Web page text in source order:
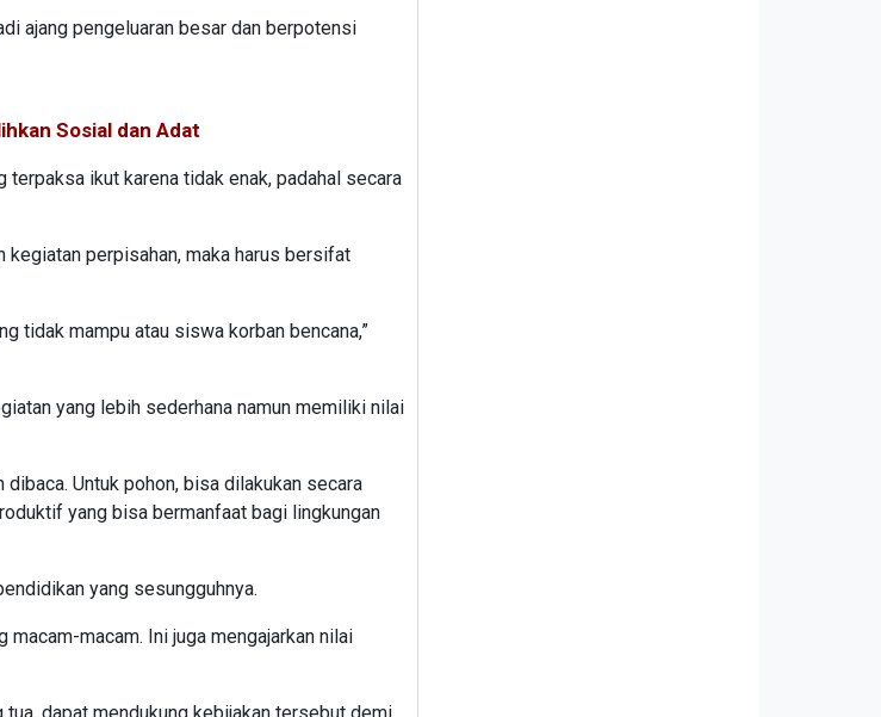
ajang pengeluaran besar dan berpotensi
Sosial dan Adat
terpaksa ikut karena tidak enak, padahal secara
kegiatan perpisahan, maka harus bersifat
tidak mampu atau siswa korban bencana,”
yang lebih sederhana namun memiliki nilai
Untuk pohon, bisa dilakukan secara
yang bisa bermanfaat bagi lingkungan
yang sesungguhnya.
macam-macam. Ini juga mengajarkan nilai